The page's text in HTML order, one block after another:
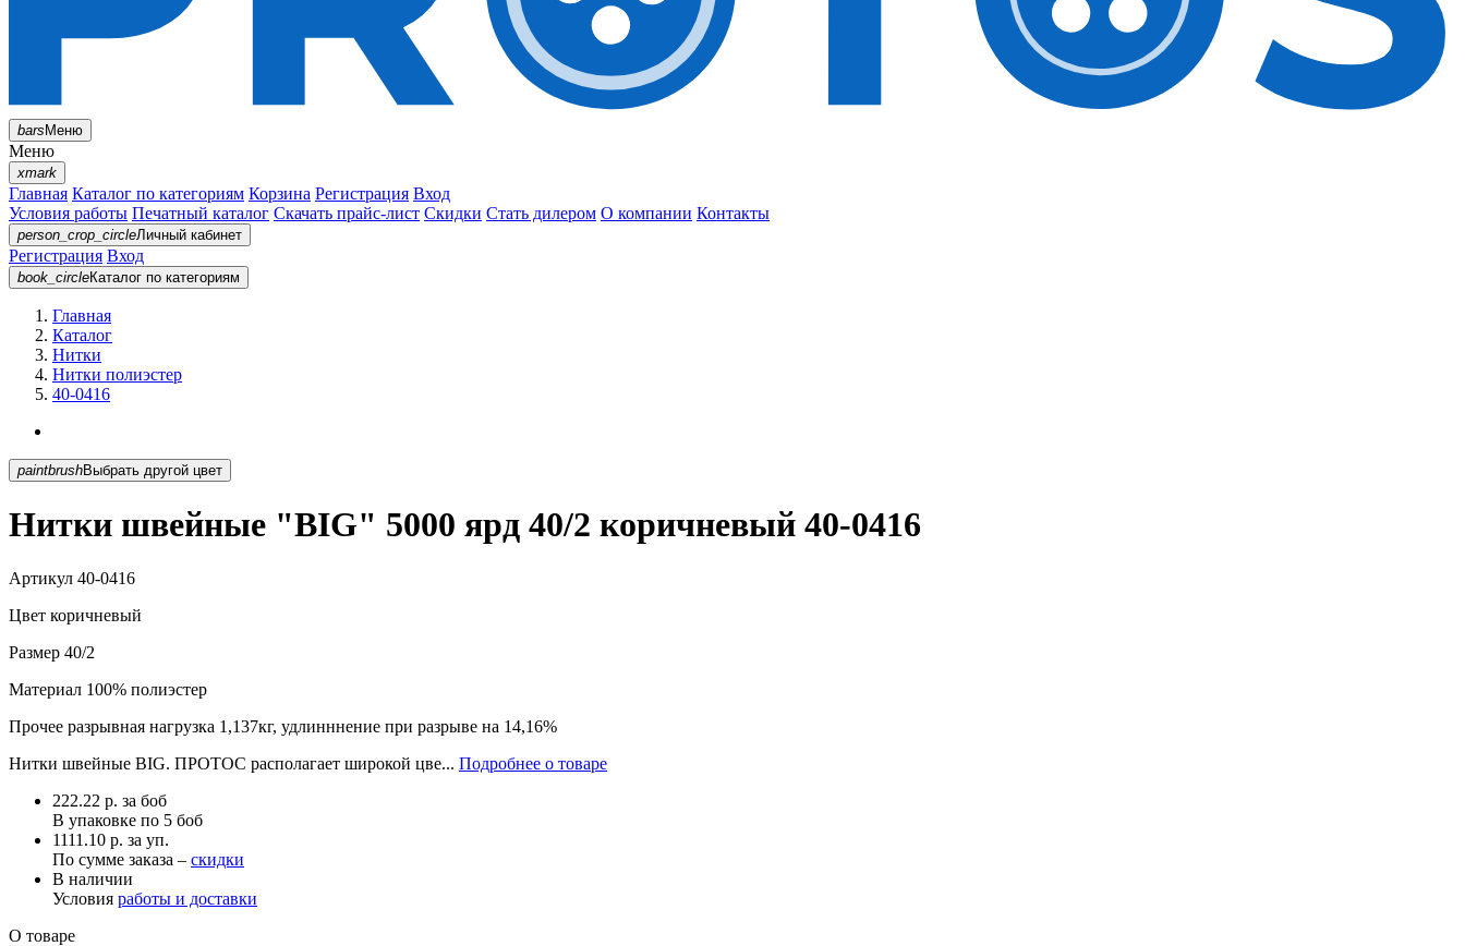
barsМеню
Меню
xmark
Главная Каталог по категориям Корзина Регистрация Вход
Условия работы Печатный каталог Скачать прайс-лист Скидки Стать дилером О компании Контакты
person_crop_circleЛичный кабинет
Регистрация Вход
book_circleКаталог по категориям
Главная
Каталог
Нитки
Нитки полиэстер
40-0416
paintbrush Выбрать другой цвет
Нитки швейные "BIG" 5000 ярд 40/2 коричневый 40-0416
Артикул 40-0416
Цвет коричневый
Размер 40/2
Материал 100% полиэстер
Прочее разрывная нагрузка 1,137кг, удлинннение при разрыве на 14,16%
Нитки швейные BIG. ПРОТОС располагает широкой цве... Подробнее о товаре
222.22 р. за боб
В упаковке по 5 боб
1111.10 р. за уп.
По сумме заказа – скидки
В наличии
Условия работы и доставки
О товаре